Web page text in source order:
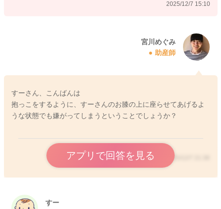
2025/12/4 19:33
2025/12/7 15:10
宮川めぐみ
助産師
すーさん、こんばんは
抱っこをするように、すーさんのお膝の上に座らせてあげるよ
うな状態でも嫌がってしまうということでしょうか？
アプリで回答を見る 2025/12/7 21:38
すー